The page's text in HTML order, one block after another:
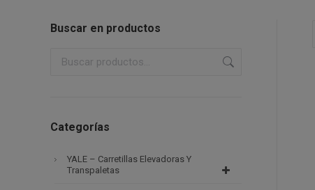
Buscar en productos
Categorías
YALE – Carretillas Elevadoras Y
Transpaletas